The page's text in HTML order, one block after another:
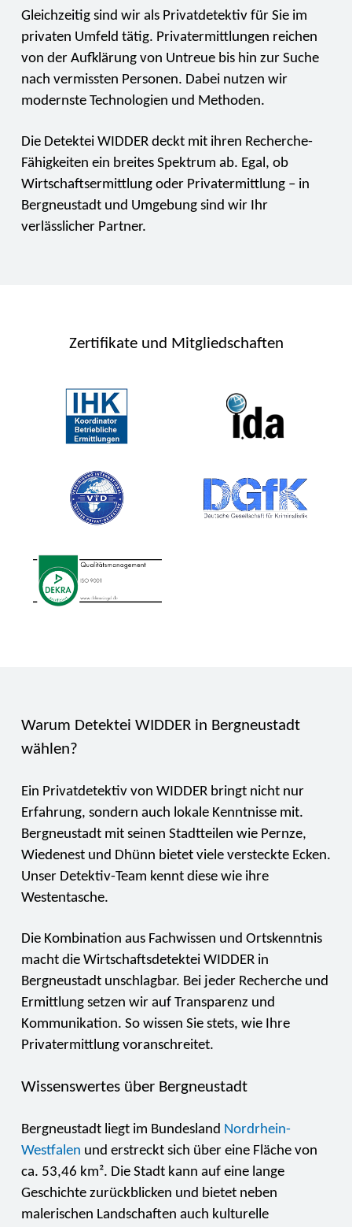
Gleichzeitig sind wir als Privatdetektiv für Sie im
privaten Umfeld tätig. Privatermittlungen reichen
von der Aufklärung von Untreue bis hin zur Suche
nach vermissten Personen. Dabei nutzen wir
modernste Technologien und Methoden.
Die Detektei WIDDER deckt mit ihren Recherche-
Fähigkeiten ein breites Spektrum ab. Egal, ob
Wirtschaftsermittlung oder Privatermittlung – in
Bergneustadt und Umgebung sind wir Ihr
verlässlicher Partner.
Zertifikate und Mitgliedschaften
Warum Detektei WIDDER in Bergneustadt
wählen?
Ein Privatdetektiv von WIDDER bringt nicht nur
Erfahrung, sondern auch lokale Kenntnisse mit.
Bergneustadt mit seinen Stadtteilen wie Pernze,
Wiedenest und Dhünn bietet viele versteckte Ecken.
Unser Detektiv-Team kennt diese wie ihre
Westentasche.
Die Kombination aus Fachwissen und Ortskenntnis
macht die Wirtschaftsdetektei WIDDER in
Bergneustadt unschlagbar. Bei jeder Recherche und
Ermittlung setzen wir auf Transparenz und
Kommunikation. So wissen Sie stets, wie Ihre
Privatermittlung voranschreitet.
Wissenswertes über Bergneustadt
Bergneustadt liegt im Bundesland Nordrhein-
Westfalen und erstreckt sich über eine Fläche von
ca. 53,46 km². Die Stadt kann auf eine lange
Geschichte zurückblicken und bietet neben
malerischen Landschaften auch kulturelle